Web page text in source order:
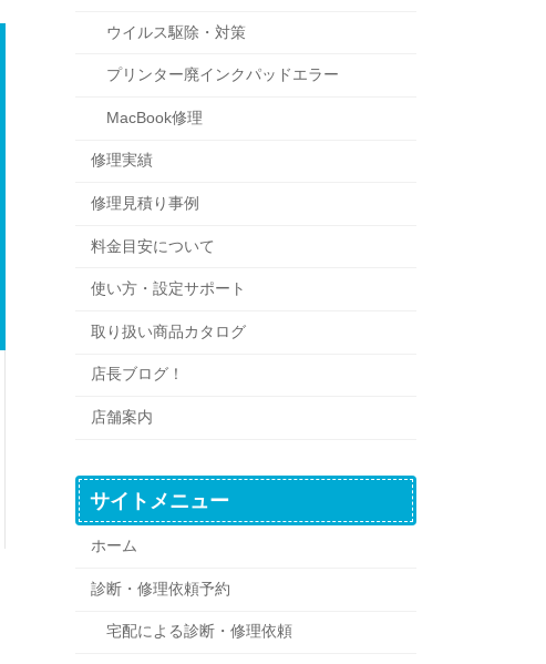
ウイルス駆除・対策
プリンター廃インクパッドエラー
MacBook修理
修理実績
修理見積り事例
料金目安について
使い方・設定サポート
取り扱い商品カタログ
店長ブログ！
店舗案内
サイトメニュー
ホーム
診断・修理依頼予約
宅配による診断・修理依頼